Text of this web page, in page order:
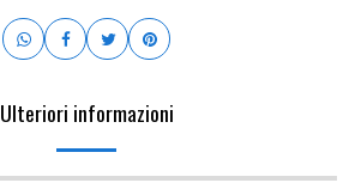
Ulteriori informazioni